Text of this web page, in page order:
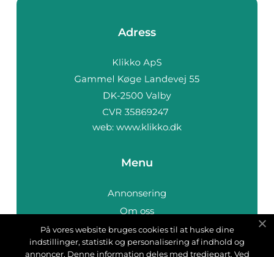
Adress
web: www.klikko.dk
Menu
Annonsering
Om oss
Cookies
Kontakta oss
På vores website bruges cookies til at huske dine
indstillinger, statistik og personalisering af indhold og
annoncer. Denne information deles med tredjepart. Ved